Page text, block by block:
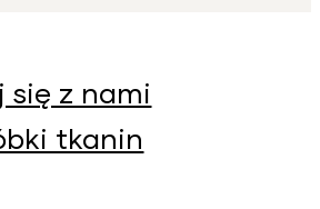
się z nami
tkanin